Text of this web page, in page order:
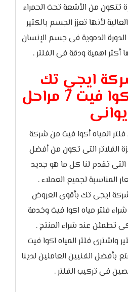
تتكون من الأشعة تحت الحمراء
لأنها تعزز الجسم بالكثير
الدورة الدموية فى جسم الإنسان
أكثر اهمية ودقة فى الفلتر .
ايجي تك
لفلاتر مياة اكوا فيت 7 مراحل
المياه أكوا فيت من شركة
الفلاتر التى تكون من أفضل
تقدم لنا كل ما هو جديد
المناسبة لجميع العملاء .
شركة ايجى تك بأقوى العروض
فلتر مياه اكوا فيت وخدمة
تطمئن عند شراء المنتج .
واشترى فلتر المياه اكوا فيت
بأفضل الفنيين العاملين لدينا
فى تركيب الفلتر .